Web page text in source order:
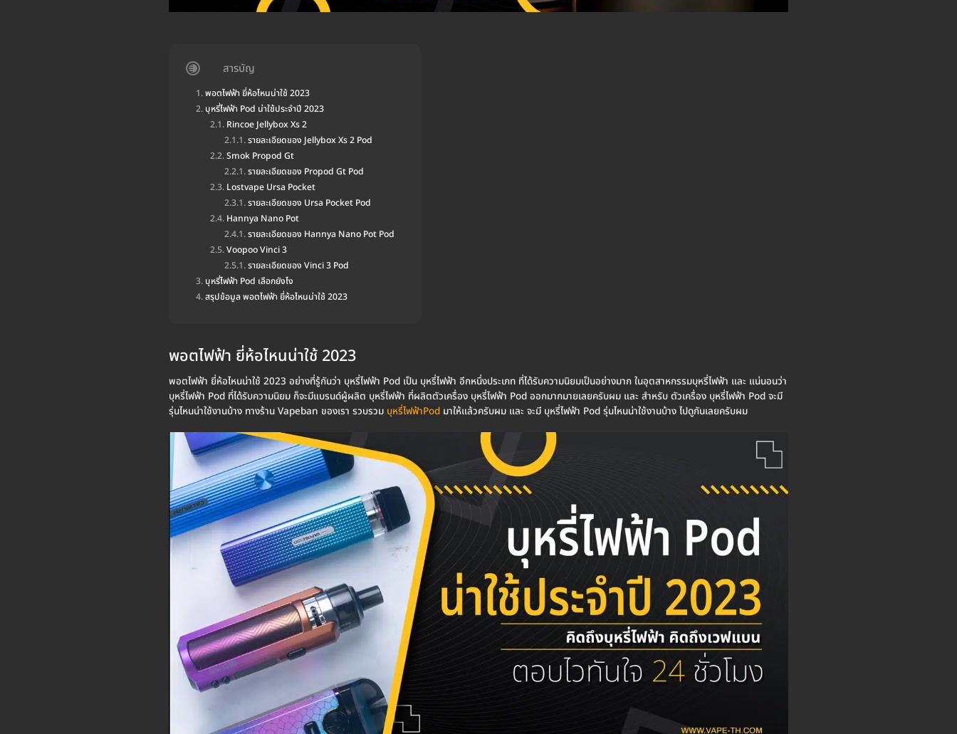
สารบัญ
พอตไฟฟ้า ยี่ห้อไหนน่าใช้ 2023
บุหรี่ไฟฟ้า Pod น่าใช้ประจำปี 2023
Rincoe Jellybox Xs 2
รายละเอียดของ Jellybox Xs 2 Pod
Smok Propod Gt
รายละเอียดของ Propod Gt Pod
Lostvape Ursa Pocket
รายละเอียดของ Ursa Pocket Pod
Hannya Nano Pot
รายละเอียดของ Hannya Nano Pot Pod
Voopoo Vinci 3
รายละเอียดของ Vinci 3 Pod
บุหรี่ไฟฟ้า Pod เลือกยังไง
สรุปข้อมูล พอตไฟฟ้า ยี่ห้อไหนน่าใช้ 2023
พอตไฟฟ้า ยี่ห้อไหนน่าใช้ 2023
พอตไฟฟ้า ยี่ห้อไหนน่าใช้ 2023 อย่างที่รู้กันว่า บุหรี่ไฟฟ้า Pod เป็น บุหรี่ไฟฟ้า อีกหนึ่งประเภท ที่ได้รับความนิยมเป็นอย่างมาก ในอุตสาหกรรมบุหรี่ไฟฟ้า และ แน่นอนว่า
บุหรี่ไฟฟ้า Pod ที่ได้รับความนิยม ก็จะมีแบรนด์ผู้ผลิต บุหรี่ไฟฟ้า ที่ผลิตตัวเครื่อง บุหรี่ไฟฟ้า Pod ออกมากมายเลยครับผม และ สำหรับ ตัวเครื่อง บุหรี่ไฟฟ้า Pod จะมี
รุ่นไหนน่าใช้งานบ้าง ทางร้าน Vapeban ของเรา รวบรวม บุหรี่ไฟฟ้าPod มาให้แล้วครับผม และ จะมี บุหรี่ไฟฟ้า Pod รุ่นไหนน่าใช้งานบ้าง ไปดูกันเลยครับผม